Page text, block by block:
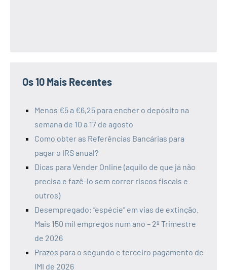
Os 10 Mais Recentes
Menos €5 a €6,25 para encher o depósito na
semana de 10 a 17 de agosto
Como obter as Referências Bancárias para
pagar o IRS anual?
Dicas para Vender Online (aquilo de que já não
precisa e fazê-lo sem correr riscos fiscais e
outros)
Desempregado: “espécie” em vias de extinção.
Mais 150 mil empregos num ano – 2º Trimestre
de 2026
Prazos para o segundo e terceiro pagamento de
IMI de 2026